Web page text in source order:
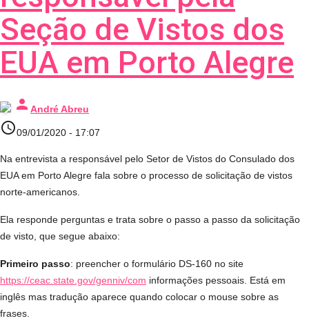
Seção de Vistos dos
EUA em Porto Alegre
person André Abreu
access_time09/01/2020 - 17:07
Na entrevista a responsável pelo Setor de Vistos do Consulado dos
EUA em Porto Alegre fala sobre o processo de solicitação de vistos
norte-americanos.
Ela responde perguntas e trata sobre o passo a passo da solicitação
de visto, que segue abaixo:
Primeiro passo: preencher o formulário DS-160 no site
https://ceac.state.gov/genniv/com informações pessoais. Está em
inglês mas tradução aparece quando colocar o mouse sobre as
frases.